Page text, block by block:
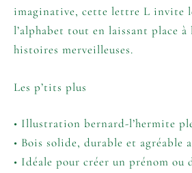
imaginative, cette lettre L invite
l’alphabet tout en laissant place
histoires merveilleuses.
Les p’tits plus
• Illustration bernard-l’hermite
• Bois solide, durable et agréable
• Idéale pour créer un prénom ou